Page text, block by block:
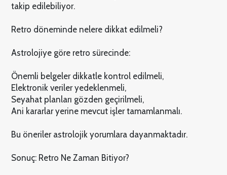
takip edilebiliyor.
Retro döneminde nelere dikkat edilmeli?
Astrolojiye göre retro sürecinde:
Önemli belgeler dikkatle kontrol edilmeli,
Elektronik veriler yedeklenmeli,
Seyahat planları gözden geçirilmeli,
Ani kararlar yerine mevcut işler tamamlanmalı.
Bu öneriler astrolojik yorumlara dayanmaktadır.
Sonuç: Retro Ne Zaman Bitiyor?